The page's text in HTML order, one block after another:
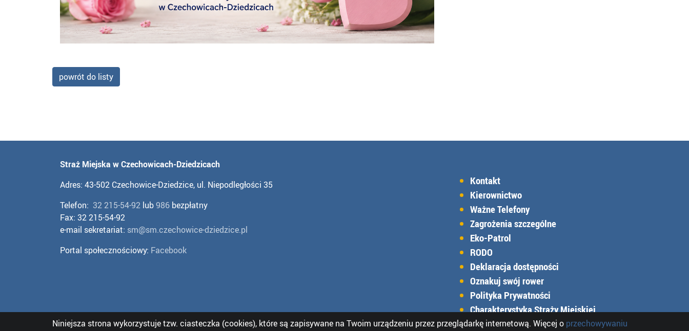
powrót do listy
Straż Miejska w Czechowicach-Dziedzicach
Adres: 43-502 Czechowice-Dziedzice, ul. Niepodległości 35
Telefon: 32 215-54-92 lub986 bezpłatny
Fax: 32 215-54-92
e-mail sekretariat: sm@sm.czechowice-dziedzice.pl
Portal społecznościowy: Facebook
Kontakt
Kierownictwo
Ważne Telefony
Zagrożenia szczególne
Eko-Patrol
RODO
Deklaracja dostępności
Oznakuj swój rower
Polityka Prywatności
Charakterystyka Straży Miejskiej
Niniejsza strona wykorzystuje tzw. ciasteczka (cookies), które są zapisywane na Twoim urządzeniu przez przeglądarkę internetową. Więcej o przechowywaniu